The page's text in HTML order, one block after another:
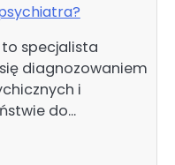
specjalista
diagnozowaniem
i
do…